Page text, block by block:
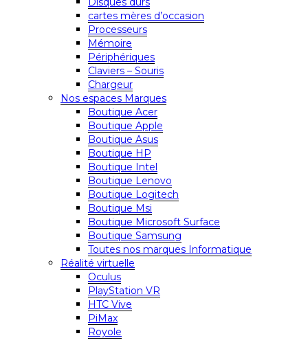
cartes mères d’occasion
Processeurs
Mémoire
Périphériques
Claviers – Souris
Chargeur
Nos espaces Marques
Boutique Acer
Boutique Apple
Boutique Asus
Boutique HP
Boutique Intel
Boutique Lenovo
Boutique Logitech
Boutique Msi
Boutique Microsoft Surface
Boutique Samsung
Toutes nos marques Informatique
Réalité virtuelle
Oculus
PlayStation VR
HTC Vive
PiMax
Royole